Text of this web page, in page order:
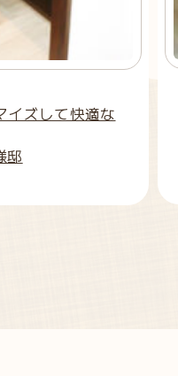
イズして快適な
邸